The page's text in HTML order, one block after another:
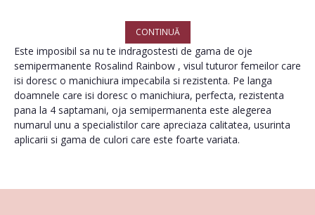
Este imposibil sa nu te indragostesti de gama de oje
semipermanente Rosalind Rainbow , visul tuturor femeilor care
isi doresc o manichiura impecabila si rezistenta. Pe langa
doamnele care isi doresc o manichiura, perfecta, rezistenta
pana la 4 saptamani, oja semipermanenta este alegerea
numarul unu a specialistilor care apreciaza calitatea, usurinta
aplicarii si gama de culori care este foarte variata.
CONTINUĂ